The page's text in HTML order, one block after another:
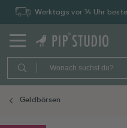
Werktags vor 14 Uhr
Geldbörsen